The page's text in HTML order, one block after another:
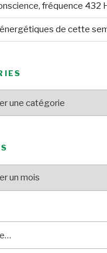
fréquence 432
de cette